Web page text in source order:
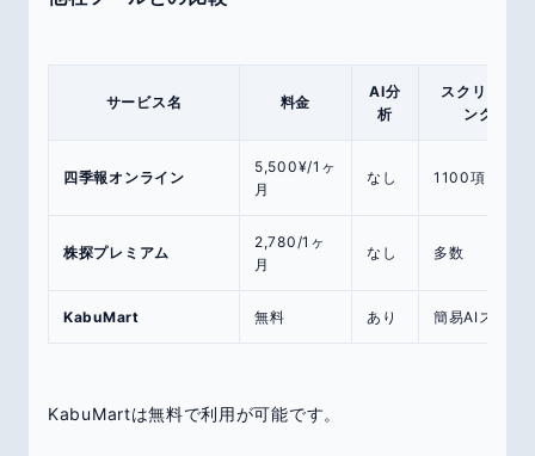
サービス名 料金
AI分
析
スクリーニ
ング
四季報オンライン
5,500¥/1ヶ
月
なし 1100項目
株探プレミアム
2,780/1ヶ
月
なし 多数
KabuMart 無料 あり 簡易AIスコア
KabuMartは無料で利用が可能です。